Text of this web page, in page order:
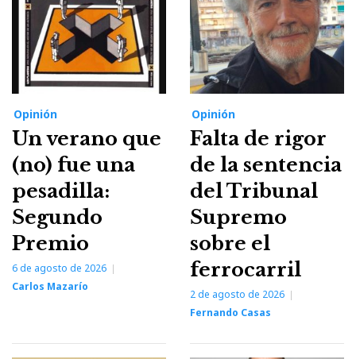
Opinión
Un verano que
(no) fue una
pesadilla:
Segundo
Premio
6 de agosto de 2026
Carlos Mazarío
Opinión
Falta de rigor
de la sentencia
del Tribunal
Supremo
sobre el
ferrocarril
2 de agosto de 2026
Fernando Casas